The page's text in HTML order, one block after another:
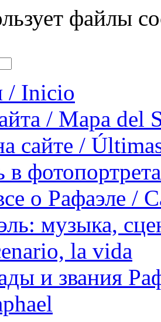
файлы
/ Inicio
/ Mapa del
сайте /
в
о Рафаэле /
музыка,
la vida
и звания